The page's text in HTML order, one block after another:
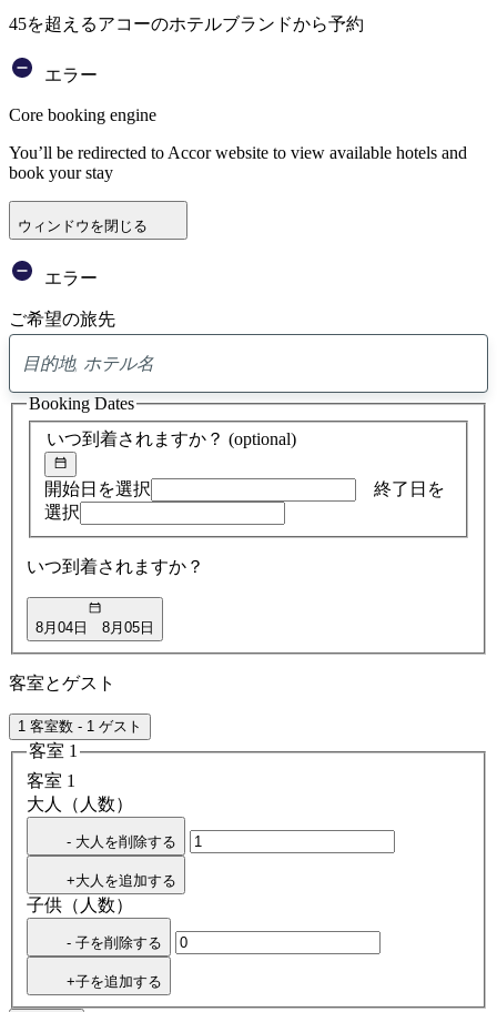
45を超えるアコーのホテルブランドから予約
エラー
Core booking engine
You’ll be redirected to Accor website to view available hotels and
book your stay
ウィンドウを閉じる
エラー
ご希望の旅先
ア
ド
バ
イ
検
索
いつ到着されますか？ (optional)
開始日を選択
終了日を
選択
いつ到着されますか？
8月04日 8月05日
Booking Dates
客室とゲスト
1 客室数 - 1 ゲスト
客室 1
客室 1
大人（人数）
- 大人を削除する
+大人を追加する
子供（人数）
- 子を削除する
+子を追加する